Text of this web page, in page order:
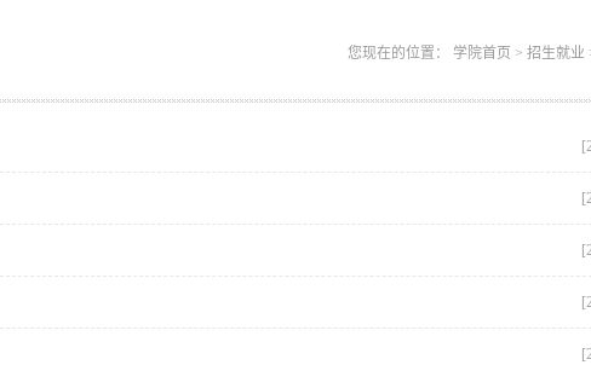
您现在的位置： 学院首页 > 招生就业